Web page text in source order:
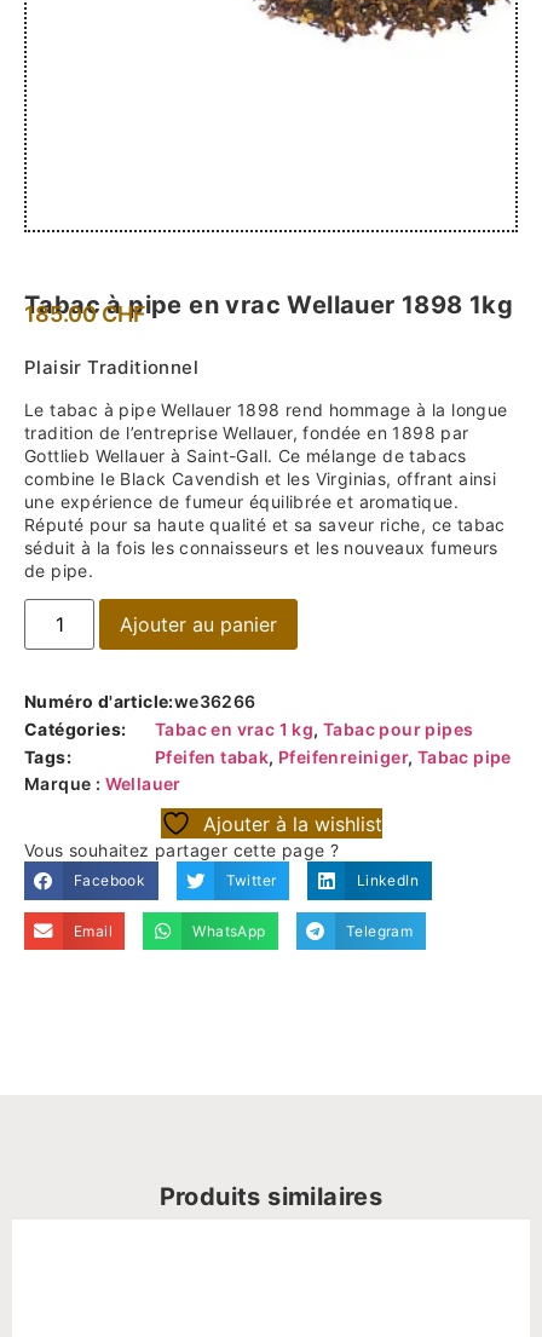
Tabac à pipe en vrac Wellauer 1898 1kg
185.00CHF
Plaisir Traditionnel
Le tabac à pipe Wellauer 1898 rend hommage à la longue
tradition de l’entreprise Wellauer, fondée en 1898 par
Gottlieb Wellauer à Saint-Gall. Ce mélange de tabacs
combine le Black Cavendish et les Virginias, offrant ainsi
une expérience de fumeur équilibrée et aromatique.
Réputé pour sa haute qualité et sa saveur riche, ce tabac
séduit à la fois les connaisseurs et les nouveaux fumeurs
de pipe.
Ajouter au panier
Numéro d'article:we36266
Catégories:
Tabac en vrac 1 kg,Tabac pour pipes
Tags:
Pfeifen tabak, Pfeifenreiniger, Tabac pipe
Marque : Wellauer
Ajouter à la wishlist
Vous souhaitez partager cette page ?
Facebook Twitter LinkedIn
Email WhatsApp Telegram
Produits similaires